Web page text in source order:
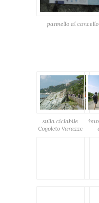
pannello al cancello
sulla ciclabile
Cogoleto Varazze